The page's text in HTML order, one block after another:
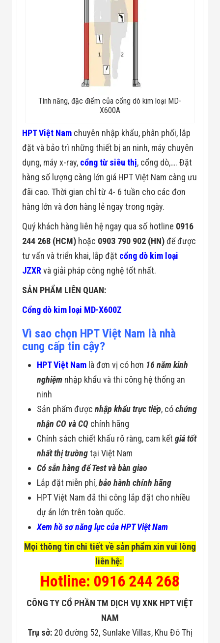
Thủy Sản
Dự Án Ngành
Siêu Thị - Ngân
Hàng
Dự Án Ngành
Giáo Dục -
Trường Học
Dự Án Ngành
Điện Tử
Đội
Dự Án Khối Nhà
Máy
Dự Án Kho
Xưởng -
Tính năng, đặc điểm của cổng dò kim loại MD-
X600A
HPT Việt Nam chuyên nhập khẩu, phân phối, lắp
đặt và bảo trì những thiết bị an ninh, máy chuyên
dụng, máy x-ray, cổng từ siêu thị, cổng dò,…. Đặt
hàng số lượng càng lớn giá HPT Việt Nam càng ưu
đãi cao. Thời gian chỉ từ 4- 6 tuần cho các đơn
hàng lớn và đơn hàng lẻ ngay trong ngày.
Quý khách hàng liên hệ ngay qua số hotline 0916
244 268 (HCM) hoặc 0903 790 902 (HN)để được
tư vấn và triển khai, lắp đặt cổng dò kim loại
JZXRvà giải pháp công nghệ tốt nhất.
SẢN PHẨM LIÊN QUAN:
Cổng dò kim loại MD-X600Z
Vì sao chọn HPT Việt Nam là nhà
cung cấp tin cậy?
HPT Việt Nam là đơn vị có hơn 16 năm kinh
nghiệm nhập khẩu và thi công hệ thống an
ninh
Sản phẩm đượcnhập khẩu trực tiếp, cóchứng
nhận CO và CQ chính hãng
Chính sách chiết khấu rõ ràng, cam kếtgiá tốt
nhất thị trườngtại Việt Nam
Có sẵn hàng để Test và bàn giao
Lắp đặt miễn phí,bảo hành chính hãng
HPT Việt Nam đã thi công lắp đặt cho nhiều
dự án lớn trên toàn quốc.
Xem hồ sơ năng lực của HPT Việt Nam
Mọi thông tin chi tiết về sản phẩm xin vui lòng
liên hệ:
Hotline: 0916 244 268
CÔNG TY CỔ PHẦN TM DỊCH VỤ XNK HPT VIỆT
NAM
Trụ sở: 20 đường 52, Sunlake Villas, Khu Đô Thị